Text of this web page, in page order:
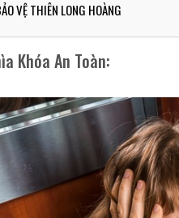
VỆ THIÊN LONG HOÀNG
Khóa An Toàn: